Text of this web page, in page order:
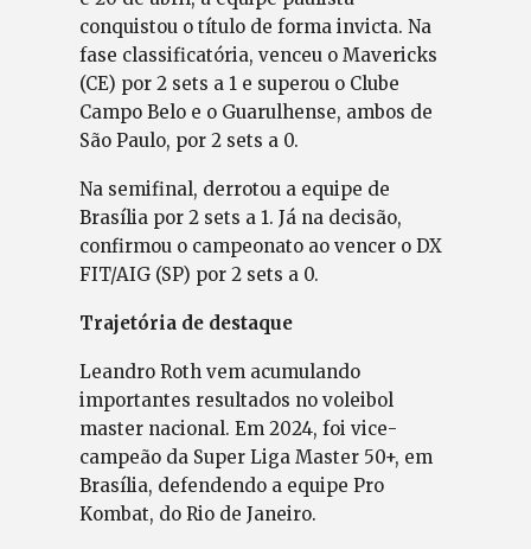
conquistou o título de forma invicta. Na
fase classificatória, venceu o Mavericks
(CE) por 2 sets a 1 e superou o Clube
Campo Belo e o Guarulhense, ambos de
São Paulo, por 2 sets a 0.
Na semifinal, derrotou a equipe de
Brasília por 2 sets a 1. Já na decisão,
confirmou o campeonato ao vencer o DX
FIT/AIG (SP) por 2 sets a 0.
Trajetória de destaque
Leandro Roth vem acumulando
importantes resultados no voleibol
master nacional. Em 2024, foi vice-
campeão da Super Liga Master 50+, em
Brasília, defendendo a equipe Pro
Kombat, do Rio de Janeiro.